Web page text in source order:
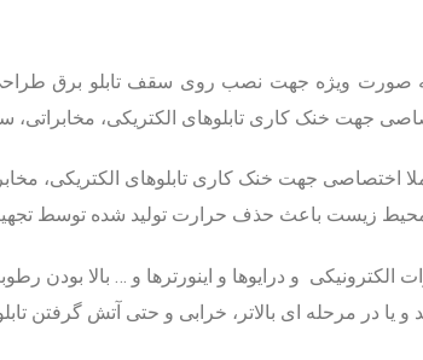
جهت خنک کاری تابلوهای الکتریکی،
اختصاصی جهت خنک کاری تابلوهای الکتریکی،
محیط زیست باعث حذف حرارت تولید شده توسط
الکترونیکی و درایوها و اینورترها و … بالا
و یا در مرحله ای بالاتر، خرابی و حتی آتش گرفتن